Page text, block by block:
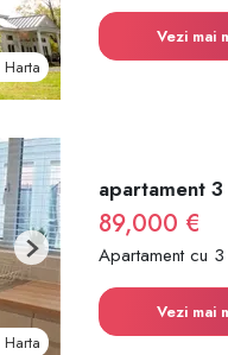
Harta
Vezi mai
Harta
Next
apartament 3
89,000 €
Apartament cu
Vezi mai